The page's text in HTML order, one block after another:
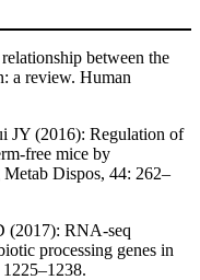
between the
a review. Human
JY (2016): Regulation of
free mice by
Dispos, 44: 262–
(2017): RNA-seq
processing genes in